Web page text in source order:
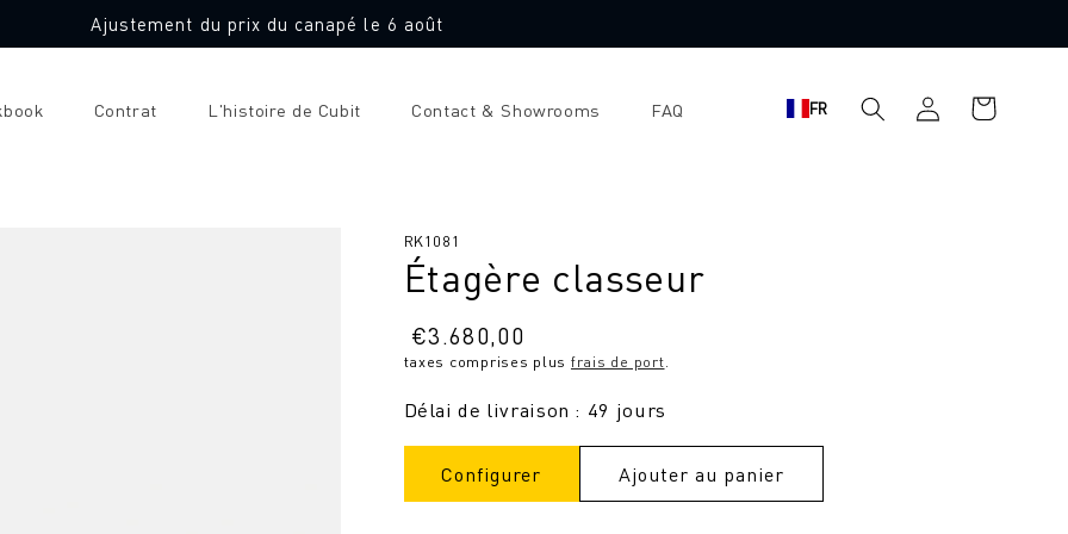
Ajustement du prix du canapé le 6 août
Contrat L'histoire de Cubit Contact & Showrooms FAQ FR
connecter
Panier
d'achat
SKU
RK1081
Étagère classeur
Prix
normal
€3.680,00
taxes comprises plus frais de port.
Délai de livraison : 49 jours
Configurer Ajouter au panier